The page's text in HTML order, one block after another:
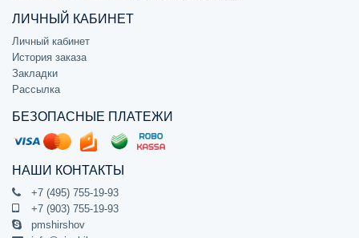
ЛИЧНЫЙ КАБИНЕТ
Личный кабинет
История заказа
Закладки
Рассылка
БЕЗОПАСНЫЕ ПЛАТЕЖИ
НАШИ КОНТАКТЫ
+7 (495) 755-19-93
+7 (903) 755-19-93
pmshirshov